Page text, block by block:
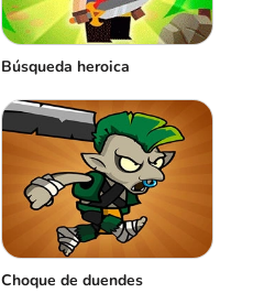
Búsqueda heroica
Choque de duendes